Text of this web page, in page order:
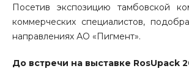
Посетив экспозицию тамбовской
коммерческих специалистов,
направлениях АО «Пигмент».
До встречи на выставке RosUpack